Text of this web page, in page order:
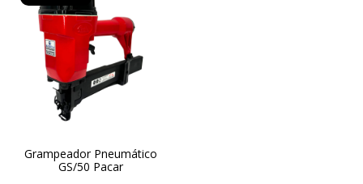
Grampeador Pneumático
GS/50 Pacar